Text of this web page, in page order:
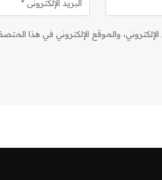
والموقع الإلكتروني في هذا